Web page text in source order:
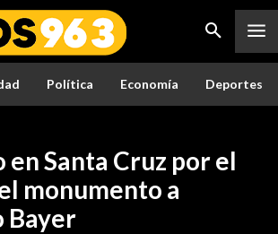
Política Economía Deportes
en Santa Cruz por el
monumento a
Bayer